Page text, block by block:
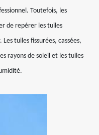
Toutefois, les
de repérer les tuiles
tuiles fissurées, cassées,
rayons de soleil et les tuiles